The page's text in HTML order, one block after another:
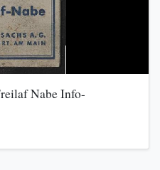
Nabe Info-